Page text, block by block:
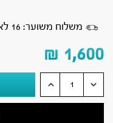
משלוח משוער: 16 לאוגוסט
₪ 1,600